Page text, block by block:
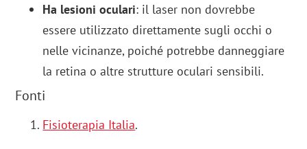
Ha lesioni oculari: il laser non dovrebbe
essere utilizzato direttamente sugli occhi o
nelle vicinanze, poiché potrebbe danneggiare
la retina o altre strutture oculari sensibili.
Fonti
Fisioterapia Italia.